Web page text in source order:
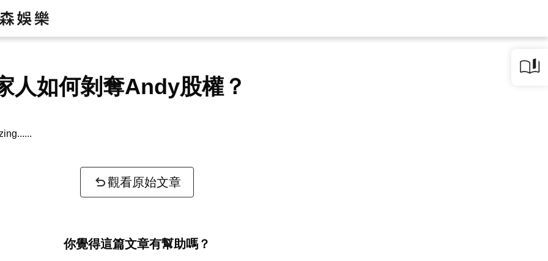
人如何剝奪Andy股權？
觀看原始文章
你覺得這篇文章有幫助嗎？